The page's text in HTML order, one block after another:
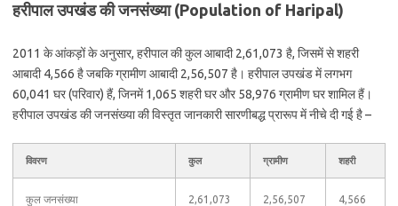
हरीपाल उपखंड की जनसंख्या (Population of Haripal)
2011 के आंकड़ों के अनुसार, हरीपाल की कुल आबादी 2,61,073 है, जिसमें से शहरी
आबादी 4,566 है जबकि ग्रामीण आबादी 2,56,507 है। हरीपाल उपखंड में लगभग
60,041 घर (परिवार) हैं, जिनमें 1,065 शहरी घर और 58,976 ग्रामीण घर शामिल हैं।
हरीपाल उपखंड की जनसंख्या की विस्तृत जानकारी सारणीबद्ध प्रारूप में नीचे दी गई है –
विवरण कुल ग्रामीण शहरी
कुल जनसंख्या 2,61,073 2,56,507 4,566